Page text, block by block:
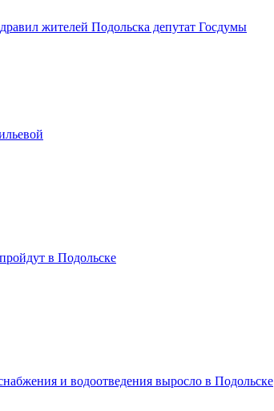
жителей Подольска депутат Госдумы
в Подольске
и водоотведения выросло в Подольске